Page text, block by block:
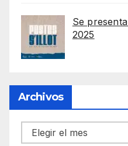
Se
2025
Archivos
Archivos